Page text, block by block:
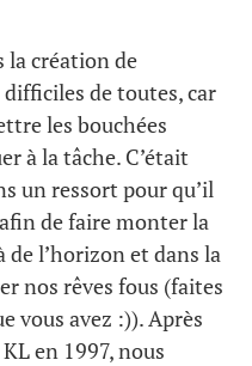
la création de
de toutes, car
les bouchées
à la tâche. C’était
un ressort pour qu’il
de faire monter la
l’horizon et dans la
nos rêves fous (faites
vous avez :)). Après
en 1997, nous